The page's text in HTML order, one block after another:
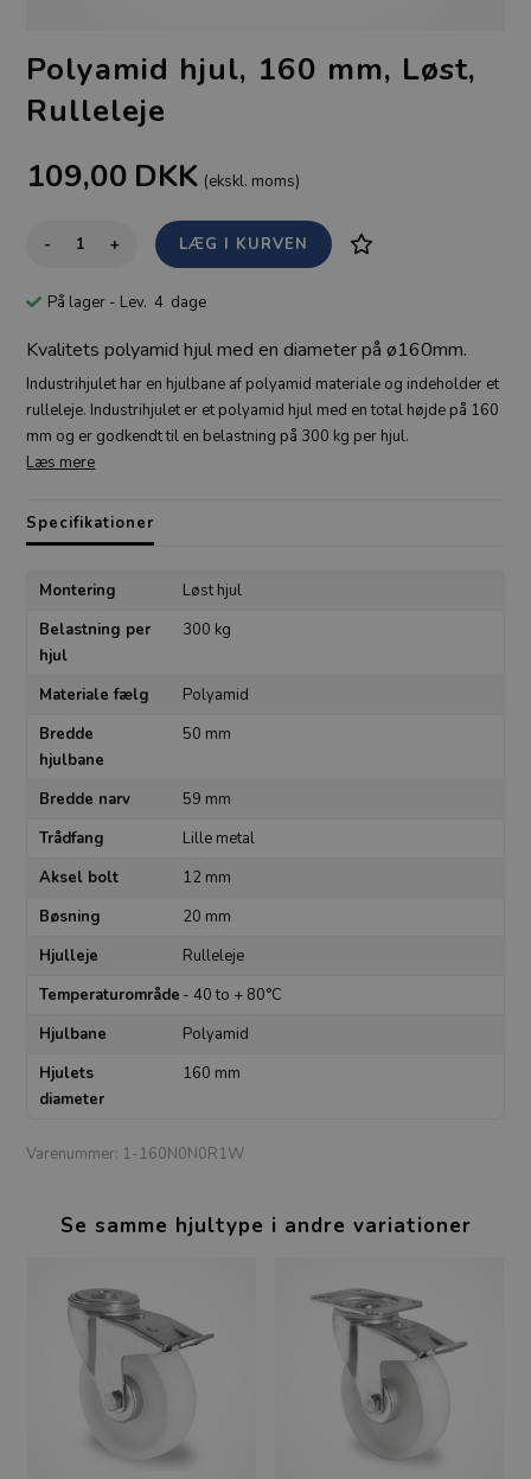
Polyamid hjul, 160 mm, Løst,
Rulleleje
109,00 DKK (ekskl. moms)
- +
På lager - Lev. 4 dage
Kvalitets polyamid hjul med en diameter på ø160mm.
Industrihjulet har en hjulbane af polyamid materiale og indeholder et
rulleleje. Industrihjulet er et polyamid hjul med en total højde på 160
mm og er godkendt til en belastning på 300 kg per hjul.
Læs mere
Specifikationer
Montering
Løst hjul
Belastning per
hjul
300 kg
Materiale fælg
Polyamid
Bredde
hjulbane
50 mm
Bredde narv
59 mm
Trådfang
Lille metal
Aksel bolt
12 mm
Bøsning
20 mm
Hjulleje
Rulleleje
Temperaturområde - 40 to + 80°C
Hjulbane
Polyamid
Hjulets
diameter
160 mm
Varenummer: 1-160N0N0R1W
Se samme hjultype i andre variationer